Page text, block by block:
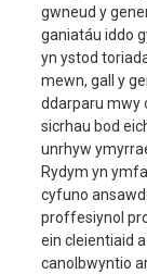
gwneud y
ganiatáu iddo
yn ystod
mewn, gall y
ddarparu mwy
sicrhau bod
unrhyw
Rydym yn
cyfuno
proffesiynol
ein cleientiaid
canolbwyntio
injan